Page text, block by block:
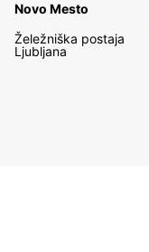
Novo Mesto
Želežniška postaja
Ljubljana